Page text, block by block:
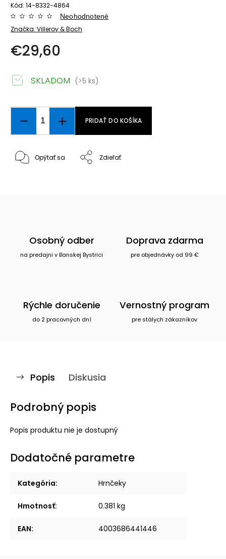
Kód: 14-8332-4864
Značka: Villeroy & Boch
Neohodnotené
€29,60
SKLADOM (>5 ks)
PRIDAŤ DO KOŠÍKA
Opýtať sa Zdieľať
Osobný odber
na predajni v Banskej Bystrici
Doprava zdarma
pre objednávky od 99 €
Rýchle doručenie
do 2 pracovných dní
Vernostný program
pre stálych zákazníkov
Popis Diskusia
Podrobný popis
Popis produktu nie je dostupný
Dodatočné parametre
Kategória: Hrnčeky
Hmotnosť: 0.381 kg
EAN: 4003686441446